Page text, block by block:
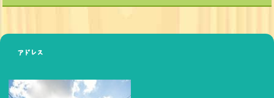
アドレス